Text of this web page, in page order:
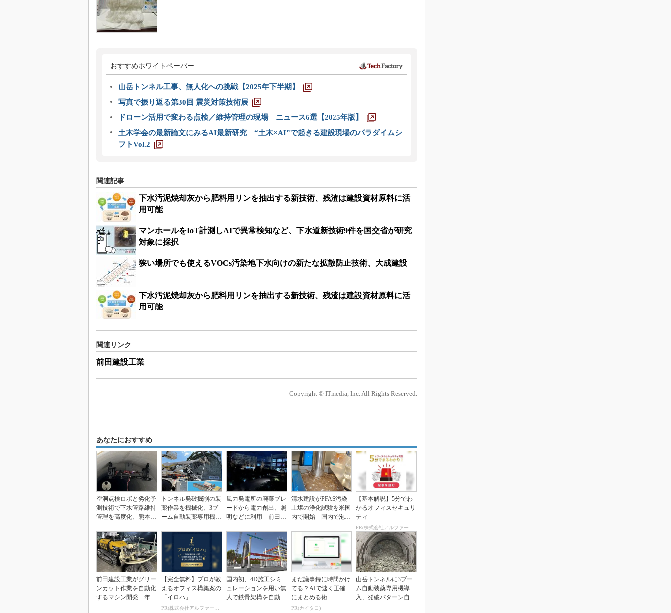
おすすめホワイトペーパー
山岳トンネル工事、無人化への挑戦【2025年下半期】
写真で振り返る第30回 震災対策技術展
ドローン活用で変わる点検／維持管理の現場 ニュース6選【2025年版】
土木学会の最新論文にみるAI最新研究 “土木×AI”で起きる建設現場のパラダイムシ
フトVol.2
関連記事
下水汚泥焼却灰から肥料用リンを抽出する新技術、残渣は建設資材原料に活
用可能
マンホールをIoT計測しAIで異常検知など、下水道新技術9件を国交省が研究
対象に採択
狭い場所でも使えるVOCs汚染地下水向けの新たな拡散防止技術、大成建設
下水汚泥焼却灰から肥料用リンを抽出する新技術、残渣は建設資材原料に活
用可能
関連リンク
前田建設工業
Copyright © ITmedia, Inc. All Rights Reserved.
あなたにおすすめ
空洞点検ロボと劣化予
測技術で下水管路維持
管理を高度化、熊本市
トンネル発破掘削の装
薬作業を機械化、3ブ
ーム自動装薬専用機開
風力発電所の廃棄ブレ
ードから電力創出、照
明などに利用 前田建
清水建設がPFAS汚染
土壌の浄化試験を米国
内で開始 国内で泡消
【基本解説】5分でわ
かるオフィスセキュリ
ティ
PR(株式会社アルファーテクノ)
前田建設工業がグリー
ンカット作業を自動化
するマシン開発 年間
【完全無料】プロが教
えるオフィス構築案の
「イロハ」
PR(株式会社アルファーテクノ)
国内初、4D施工シミ
ュレーションを用い無
人で鉄骨架構を自動組
まだ議事録に時間かけ
てる？AIで速く正確
にまとめる術
PR(カイタヨ)
山岳トンネルに3ブー
ム自動装薬専用機導
入、発破パターン自動